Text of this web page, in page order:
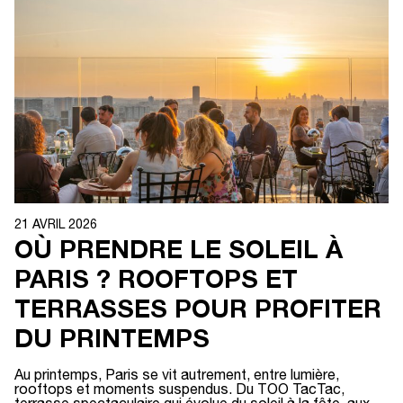
21 AVRIL 2026
OÙ PRENDRE LE SOLEIL À
PARIS ? ROOFTOPS ET
TERRASSES POUR PROFITER
DU PRINTEMPS
Au printemps, Paris se vit autrement, entre lumière,
rooftops et moments suspendus. Du TOO TacTac,